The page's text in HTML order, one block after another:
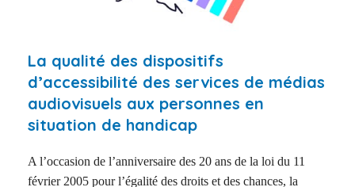
La qualité des dispositifs
d’accessibilité des services de médias
audiovisuels aux personnes en
situation de handicap
A l’occasion de l’anniversaire des 20 ans de la loi du 11
février 2005 pour l’égalité des droits et des chances, la